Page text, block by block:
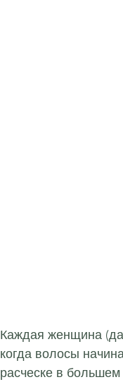
Каждая женщина
когда волосы
расческе в